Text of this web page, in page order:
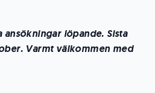
löpande. Sista
Varmt välkommen med